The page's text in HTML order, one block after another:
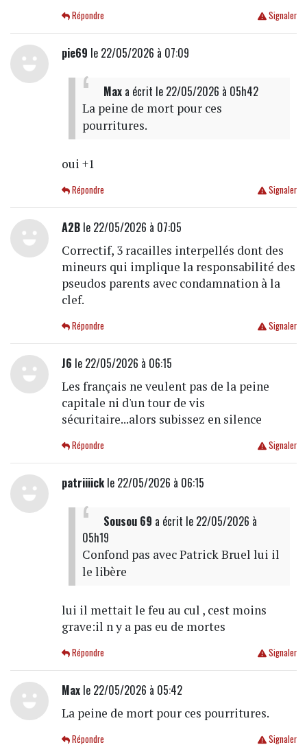
Signaler
Répondre
pie69 le 22/05/2026 à 07:09
Maxa écrit le 22/05/2026 à 05h42
La peine de mort pour ces
pourritures.
oui +1
Signaler
Répondre
A2Ble 22/05/2026 à 07:05
Correctif, 3 racailles interpellés dont des
mineurs qui implique la responsabilité des
pseudos parents avec condamnation à la
clef.
Signaler
Répondre
J6 le 22/05/2026 à 06:15
Les français ne veulent pas de la peine
capitale ni d'un tour de vis
sécuritaire...alors subissez en silence
Signaler
Répondre
patriiiickle 22/05/2026 à 06:15
Sousou 69 a écrit le 22/05/2026 à
05h19
Confond pas avec Patrick Bruel lui il
le libère
lui il mettait le feu au cul , cest moins
grave:il n y a pas eu de mortes
Signaler
Répondre
Maxle 22/05/2026 à 05:42
La peine de mort pour ces pourritures.
Signaler
Répondre